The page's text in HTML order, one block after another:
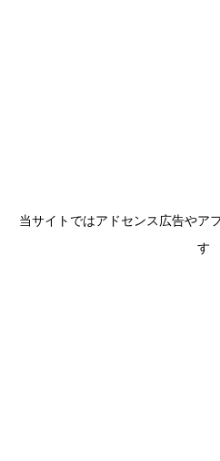
当サイトではアドセンス広告やア
す